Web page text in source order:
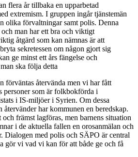
flera år tillbaka en upparbetad
extremism. I gruppen ingår tjänstemän
olika förvaltningar samt polis. Denna
man har ett bra och viktigt
åtgärd som kan nämnas är att
sekretessen om någon gjort sig
ge minst ett års fängelse och
ska följa detta
förväntas återvända men vi har fått
personer som är folkbokförda i
i IS-miljöer i Syrien. Om dessa
återvänder har kommunen en beredskap.
främst lagföras, men barnens situation
i de aktuella fallen en orosanmälan och
Dialogen med polis och SÄPO är central
gör vi vad vi kan för att både ge och få